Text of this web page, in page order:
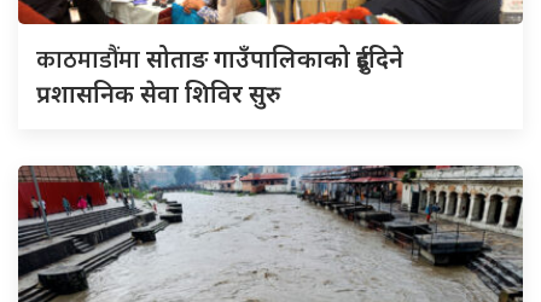
काठमाडौंमासोताङ गाउँपालिकाको दुईदिने
प्रशासनिक सेवा शिविर सुरु